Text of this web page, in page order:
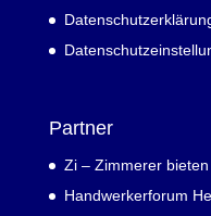
Partner
Zi – Zimmerer
Handwerkerforum